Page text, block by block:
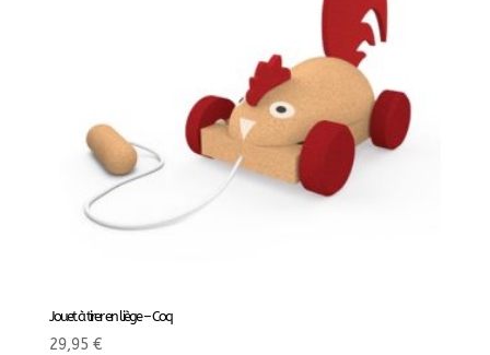
Jouet à tirer en liège – Coq
29,95 €